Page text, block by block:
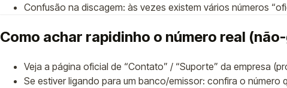
Confusão na discagem: às vezes existem vários números
Como achar rapidinho o número real
Veja a página oficial de “Contato” / “Suporte” da empresa
Se estiver ligando para um banco/emissor: confira o número